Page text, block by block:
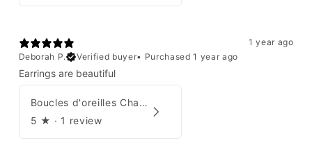
1 year ago
Deborah P.
Verified buyer• Purchased 1 year ago
Earrings are beautiful
Boucles d'oreilles Chanel 2001
5 ★ · 1 review